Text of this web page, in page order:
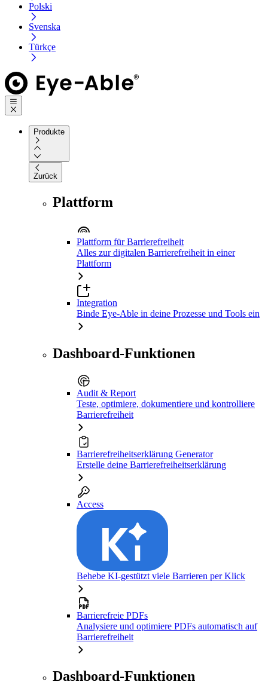
Polski
Svenska
Türkçe
Produkte
Zurück
Plattform
Plattform für Barrierefreiheit
Alles zur digitalen Barrierefreiheit in einer
Plattform
Integration
Binde Eye-Able in deine Prozesse und Tools ein
Dashboard-Funktionen
Audit & Report
Teste, optimiere, dokumentiere und kontrolliere
Barrierefreiheit
Barrierefreiheitserklärung Generator
Erstelle deine Barrierefreiheitserklärung
Access
Behebe KI-gestützt viele Barrieren per Klick
Barrierefreie PDFs
Analysiere und optimiere PDFs automatisch auf
Barrierefreiheit
Dashboard-Funktionen